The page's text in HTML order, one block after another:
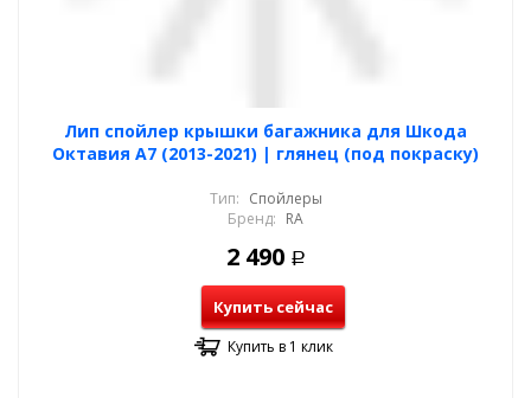
Лип спойлер крышки багажника для Шкода
Октавия А7 (2013-2021) | глянец (под покраску)
Тип: Спойлеры
Бренд: RA
2 490 Р
Купить сейчас
Купить в 1 клик